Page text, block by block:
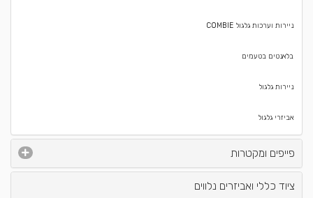
ניירות וערכות גלגול COMBIE
בלאנטים בטעמים
ניירות גלגול
אביזרי גלגול
פייפים ומקטרות
ציוד כללי ואביזרים נלווים